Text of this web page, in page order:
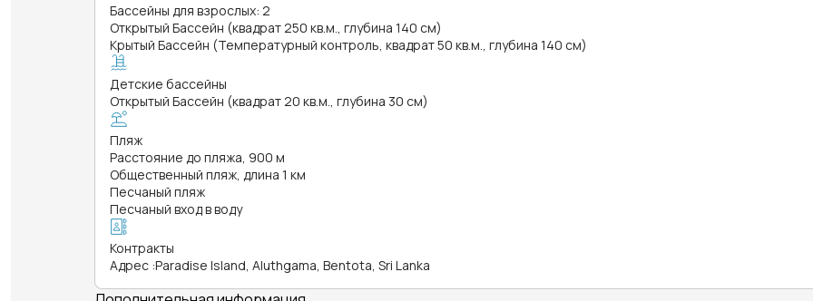
Бассейны для взрослых: 2
Открытый Бассейн (квадрат 250 кв.м., глубина 140 см)
Крытый Бассейн (Температурный контроль, квадрат 50 кв.м., глубина 140 см)
Детские бассейны
Открытый Бассейн (квадрат 20 кв.м., глубина 30 см)
Пляж
Расстояние до пляжа, 900 м
Общественный пляж, длина 1 км
Песчаный пляж
Песчаный вход в воду
Контракты
Адрес :Paradise Island, Aluthgama, Bentota, Sri Lanka